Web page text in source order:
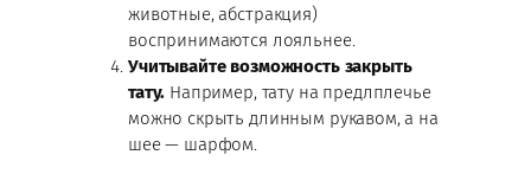
животные, абстракция)
воспринимаются лояльнее.
Учитывайте возможность закрыть
тату. Например, тату на предлплечье
можно скрыть длинным рукавом, а на
шее — шарфом.